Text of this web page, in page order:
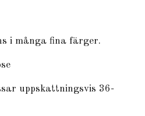
i många fina färger.
uppskattningsvis 36-